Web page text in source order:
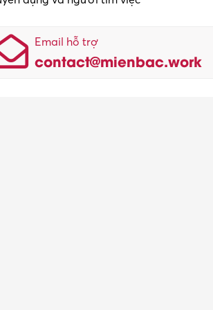
Email hỗ trợ
contact@mienbac.work